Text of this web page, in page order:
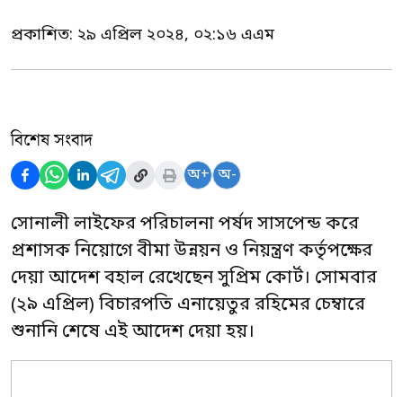
প্রকাশিত: ২৯ এপ্রিল ২০২৪, ০২:১৬ এএম
বিশেষ সংবাদ
অ+ অ-
সোনালী লাইফের পরিচালনা পর্ষদ সাসপেন্ড করে
প্রশাসক নিয়োগে বীমা উন্নয়ন ও নিয়ন্ত্রণ কর্তৃপক্ষের
দেয়া আদেশ বহাল রেখেছেন সুপ্রিম কোর্ট। সোমবার
(২৯ এপ্রিল) বিচারপতি এনায়েতুর রহিমের চেম্বারে
শুনানি শেষে এই আদেশ দেয়া হয়।